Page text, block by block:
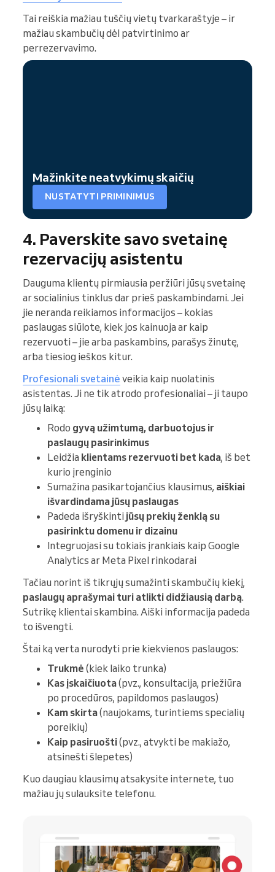
Tai reiškia mažiau tuščių vietų tvarkaraštyje – ir
mažiau skambučių dėl patvirtinimo ar
perrezervavimo.
Mažinkite neatvykimų skaičių
NUSTATYTI PRIMINIMUS
4. Paverskite savo svetainę
rezervacijų asistentu
Dauguma klientų pirmiausia peržiūri jūsų svetainę
ar socialinius tinklus dar prieš paskambindami. Jei
jie neranda reikiamos informacijos – kokias
paslaugas siūlote, kiek jos kainuoja ar kaip
rezervuoti – jie arba paskambins, parašys žinutę,
arba tiesiog ieškos kitur.
Profesionali svetainė veikia kaip nuolatinis
asistentas. Ji ne tik atrodo profesionaliai – ji taupo
jūsų laiką:
Rodo gyvą užimtumą, darbuotojus ir
paslaugų pasirinkimus
Leidžia klientams rezervuoti bet kada, iš bet
kurio įrenginio
Sumažina pasikartojančius klausimus, aiškiai
išvardindama jūsų paslaugas
Padeda išryškinti jūsų prekių ženklą su
pasirinktu domenu ir dizainu
Integruojasi su tokiais įrankiais kaip Google
Analytics ar Meta Pixel rinkodarai
Tačiau norint iš tikrųjų sumažinti skambučių kiekį,
paslaugų aprašymai turi atlikti didžiausią darbą.
Sutrikę klientai skambina. Aiški informacija padeda
to išvengti.
Štai ką verta nurodyti prie kiekvienos paslaugos:
Trukmė (kiek laiko trunka)
Kas įskaičiuota(pvz., konsultacija, priežiūra
po procedūros, papildomos paslaugos)
Kam skirta(naujokams, turintiems specialių
poreikių)
Kaip pasiruošti(pvz., atvykti be makiažo,
atsinešti šlepetes)
Kuo daugiau klausimų atsakysite internete, tuo
mažiau jų sulauksite telefonu.